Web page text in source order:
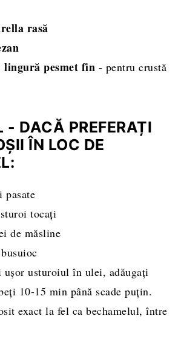
rasă
lingură pesmet fin - pentru crustă
- DACĂ PREFERAȚI
ÎN LOC DE
:
pasate
tocați
de măsline
usturoiul în ulei, adăugați
10-15 min până scade puțin.
exact la fel ca bechamelul, între